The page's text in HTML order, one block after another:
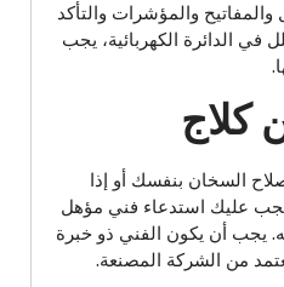
والمؤشرات والتأكد
في الدائرة الكهربائية، يجب
كلاج
السخان بنفسك أو إذا
يجب عليك استدعاء فني مؤهل
يجب أن يكون الفني ذو خبرة
من الشركة المصنعة.